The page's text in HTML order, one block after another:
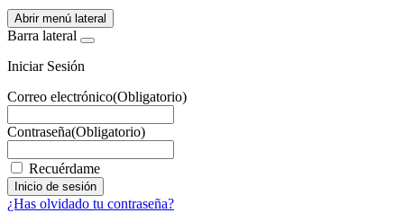
Abrir menú lateral
Barra lateral
Iniciar Sesión
Correo electrónico(Obligatorio)
Contraseña(Obligatorio)
Recuérdame
¿Has olvidado tu contraseña?